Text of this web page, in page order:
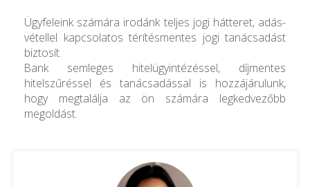
Ügyfeleink számára irodánk teljes jogi hátteret, adás-
vétellel kapcsolatos térítésmentes jogi tanácsadást
biztosít.
Bank semleges hitelügyintézéssel, díjmentes
hitelszűréssel és tanácsadással is hozzájárulunk,
hogy megtalálja az ön számára legkedvezőbb
megoldást.